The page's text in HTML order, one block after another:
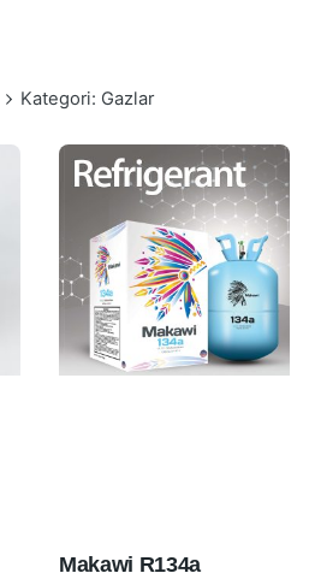
Kategori: Gazlar
Makawi R134a